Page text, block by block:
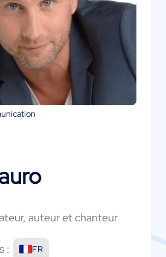
auteur et chanteur
:
FR